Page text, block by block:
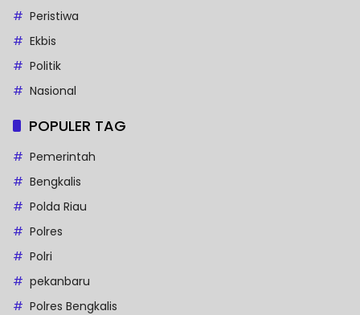
Peristiwa
Ekbis
Politik
Nasional
POPULER TAG
Pemerintah
Bengkalis
Polda Riau
Polres
Polri
pekanbaru
Polres Bengkalis